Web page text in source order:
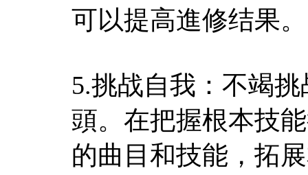
可以提高進修结果。
5.挑战自我：不竭
頭。在把握根本技
的曲目和技能，拓